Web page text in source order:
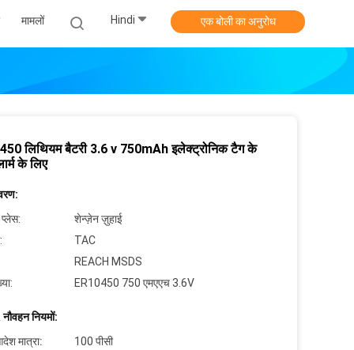
मामलों Hindi एक बोली का अनुरोध
लिथियम बैटरी 3.6 v 750mAh इलेक्ट्रोनिक टैग के
के लिए
प्लेस:
शेन्ज़ेन ज़ुहाई
TAC
REACH MSDS
ER10450 750 एमएएच 3.6V
नियमों:
मात्रा:
100 पीसी